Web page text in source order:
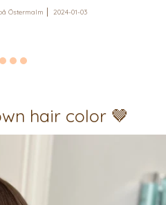
Östermalm 2024-01-03
hair color 🤎